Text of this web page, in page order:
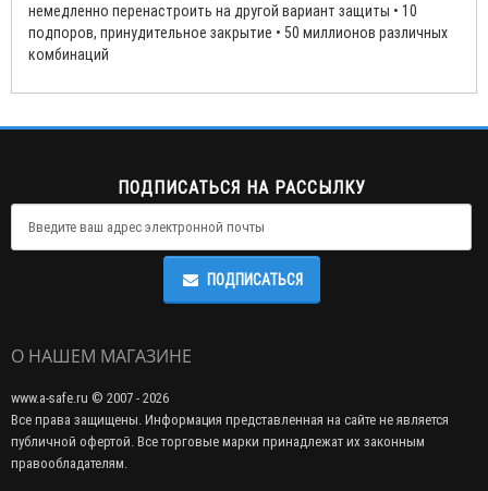
немедленно перенастроить на другой вариант защиты • 10
подпоров, принудительное закрытие • 50 миллионов различных
комбинаций
ПОДПИСАТЬСЯ НА РАССЫЛКУ
ПОДПИСАТЬСЯ
О НАШЕМ МАГАЗИНЕ
www.a-safe.ru © 2007 - 2026
Все права защищены. Информация представленная на сайте не является
публичной офертой. Все торговые марки принадлежат их законным
правообладателям.